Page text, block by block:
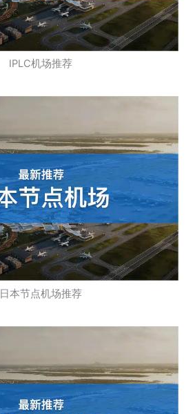
IPLC机场推荐
日本节点机场推荐